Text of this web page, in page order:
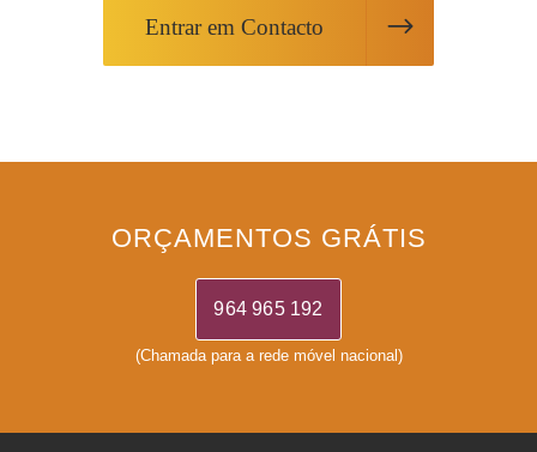
Entrar em Contacto
ORÇAMENTOS GRÁTIS
964 965 192
(Chamada para a rede móvel nacional)